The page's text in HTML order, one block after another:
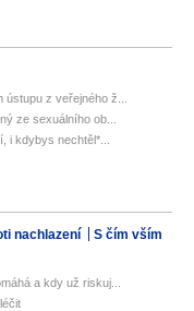
z veřejného ž...
ze sexuálního ob...
i kdybys nechtěl*...
nachlazení
S čím vším
a kdy už riskuj...